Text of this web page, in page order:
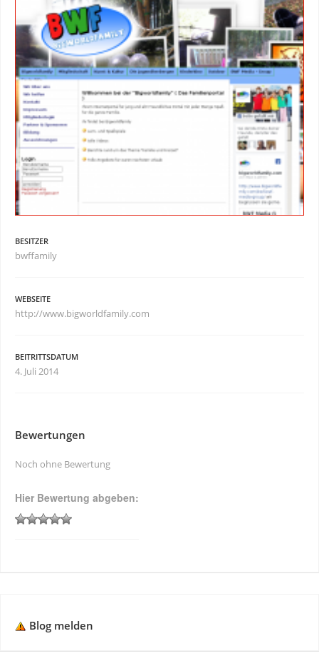
BESITZER
bwffamily
WEBSEITE
http://www.bigworldfamily.com
BEITRITTSDATUM
4. Juli 2014
Bewertungen
Noch ohne Bewertung
Hier Bewertung abgeben:
Blog melden